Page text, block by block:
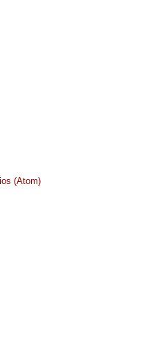
(Atom)